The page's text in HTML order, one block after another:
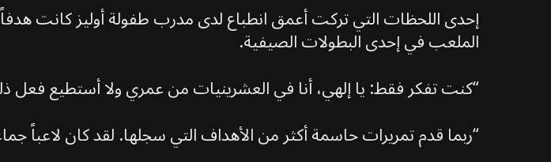
إحدى اللحظات التي تركت أعمق انطباع لدى مدرب طفولة أوليز
الملعب في إحدى البطولات الصيفية.
“كنت تفكر فقط: يا إلهي، أنا في العشرينيات من عمري ولا أستطيع فعل
“ربما قدم تمريرات حاسمة أكثر من الأهداف التي سجلها. لقد كان لاعباً